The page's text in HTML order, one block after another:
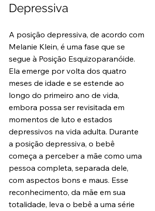
Depressiva
A posição depressiva, de acordo com
Melanie Klein, é uma fase que se
segue à Posição Esquizoparanóide.
Ela emerge por volta dos quatro
meses de idade e se estende ao
longo do primeiro ano de vida,
embora possa ser revisitada em
momentos de luto e estados
depressivos na vida adulta. Durante
a posição depressiva, o bebê
começa a perceber a mãe como uma
pessoa completa, separada dele,
com aspectos bons e maus. Esse
reconhecimento, da mãe em sua
totalidade, leva o bebê a uma série